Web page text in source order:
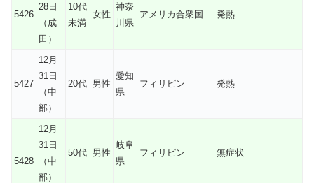
5426
28日
（成
田）
10代
未満
女性
神奈
川県
アメリカ合衆国 発熱
5427
12月
31日
（中
部）
20代 男性
愛知
県
フィリピン 発熱
5428
12月
31日
（中
部）
50代 男性
岐阜
県
フィリピン 無症状